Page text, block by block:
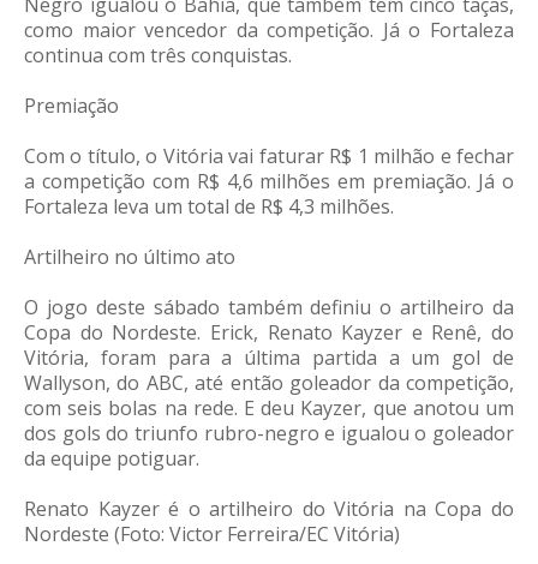
como maior vencedor da competição. Já o Fortaleza
continua com três conquistas.
Premiação
Com o título, o Vitória vai faturar R$ 1 milhão e fechar
a competição com R$ 4,6 milhões em premiação. Já o
Fortaleza leva um total de R$ 4,3 milhões.
Artilheiro no último ato
O jogo deste sábado também definiu o artilheiro da
Copa do Nordeste. Erick, Renato Kayzer e Renê, do
Vitória, foram para a última partida a um gol de
Wallyson, do ABC, até então goleador da competição,
com seis bolas na rede. E deu Kayzer, que anotou um
dos gols do triunfo rubro-negro e igualou o goleador
da equipe potiguar.
Renato Kayzer é o artilheiro do Vitória na Copa do
Nordeste (Foto: Victor Ferreira/EC Vitória)